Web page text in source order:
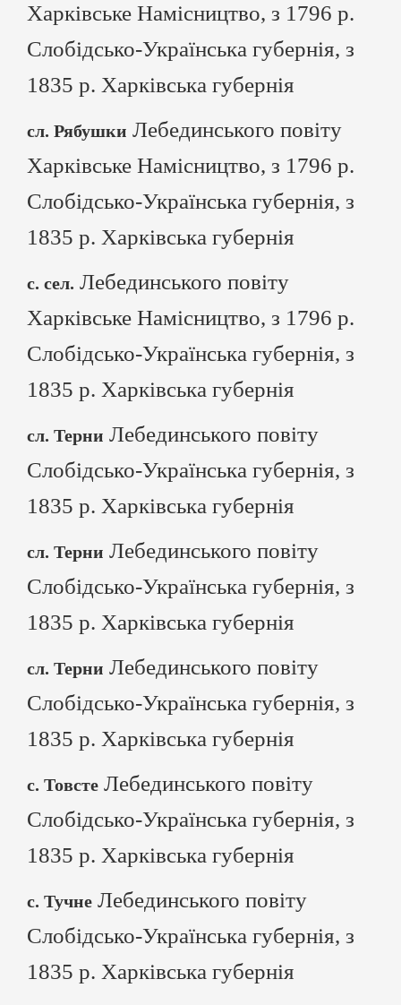
Харківське Намісництво, з 1796 р.
Слобідсько-Українська губернія, з
1835 р. Харківська губернія
сл. Рябушки Лебединського повіту
Харківське Намісництво, з 1796 р.
Слобідсько-Українська губернія, з
1835 р. Харківська губернія
с. сел. Лебединського повіту
Харківське Намісництво, з 1796 р.
Слобідсько-Українська губернія, з
1835 р. Харківська губернія
сл. Терни Лебединського повіту
Слобідсько-Українська губернія, з
1835 р. Харківська губернія
сл. Терни Лебединського повіту
Слобідсько-Українська губернія, з
1835 р. Харківська губернія
сл. Терни Лебединського повіту
Слобідсько-Українська губернія, з
1835 р. Харківська губернія
с. Товсте Лебединського повіту
Слобідсько-Українська губернія, з
1835 р. Харківська губернія
с. Тучне Лебединського повіту
Слобідсько-Українська губернія, з
1835 р. Харківська губернія